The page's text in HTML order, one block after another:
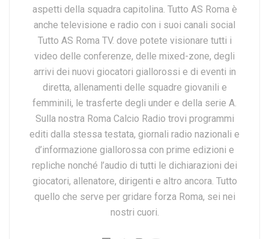
aspetti della squadra capitolina. Tutto AS Roma è
anche televisione e radio con i suoi canali social
Tutto AS Roma TV. dove potete visionare tutti i
video delle conferenze, delle mixed-zone, degli
arrivi dei nuovi giocatori giallorossi e di eventi in
diretta, allenamenti delle squadre giovanili e
femminili, le trasferte degli under e della serie A.
Sulla nostra Roma Calcio Radio trovi programmi
editi dalla stessa testata, giornali radio nazionali e
d’informazione giallorossa con prime edizioni e
repliche nonché l’audio di tutti le dichiarazioni dei
giocatori, allenatore, dirigenti e altro ancora. Tutto
quello che serve per gridare forza Roma, sei nei
nostri cuori.